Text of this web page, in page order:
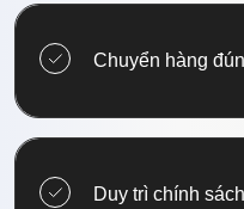
Chuyển hàng
Duy trì chính sách